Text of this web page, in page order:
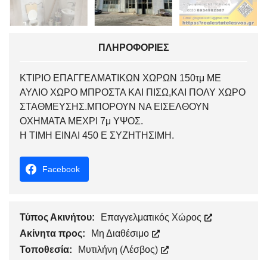
ΠΛΗΡΟΦΟΡΊΕΣ
ΚΤΙΡΙΟ ΕΠΑΓΓΕΛΜΑΤΙΚΩΝ ΧΩΡΩΝ 150τμ ΜΕ
ΑΥΛΙΟ ΧΩΡΟ ΜΠΡΟΣΤΑ ΚΑΙ ΠΙΣΩ,ΚΑΙ ΠΟΛΥ ΧΩΡΟ
ΣΤΑΘΜΕΥΣΗΣ.ΜΠΟΡΟΥΝ ΝΑ ΕΙΣΕΛΘΟΥΝ
ΟΧΗΜΑΤΑ ΜΕΧΡΙ 7μ ΥΨΟΣ.
Η ΤΙΜΗ ΕΙΝΑΙ 450 Ε ΣΥΖΗΤΗΣΙΜΗ.
Facebook
Τύπος Ακινήτου:
Επαγγελματικός Χώρος
Ακίνητα προς:
Μη Διαθέσιμο
Τοποθεσία:
Μυτιλήνη (Λέσβος)